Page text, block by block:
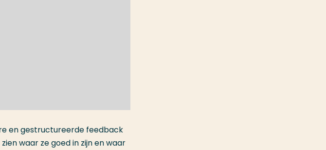
en gestructureerde feedback
waar ze goed in zijn en waar